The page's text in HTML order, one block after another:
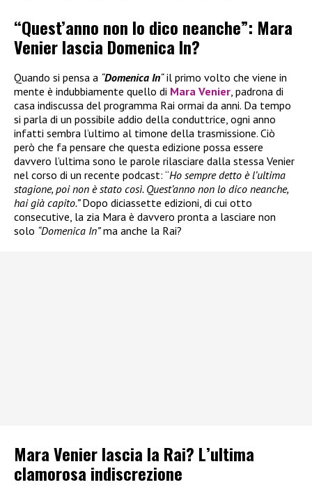
“Quest’anno non lo dico neanche”: Mara
Venier lascia Domenica In?
Quando si pensa a “Domenica In“il primo volto che viene in
mente è indubbiamente quello di Mara Venier , padrona di
casa indiscussa del programma Rai ormai da anni. Da tempo
si parla di un possibile addio della conduttrice, ogni anno
infatti sembra l’ultimo al timone della trasmissione. Ciò
però che fa pensare che questa edizione possa essere
davvero l’ultima sono le parole rilasciare dalla stessa Venier
nel corso di un recente podcast: “Ho sempre detto è l’ultima
stagione, poi non è stato così. Quest’anno non lo dico neanche,
hai già capito.”Dopo diciassette edizioni, di cui otto
consecutive, la zia Mara è davvero pronta a lasciare non
solo “Domenica In”ma anche la Rai?
Mara Venier lascia la Rai? L’ultima
clamorosa indiscrezione